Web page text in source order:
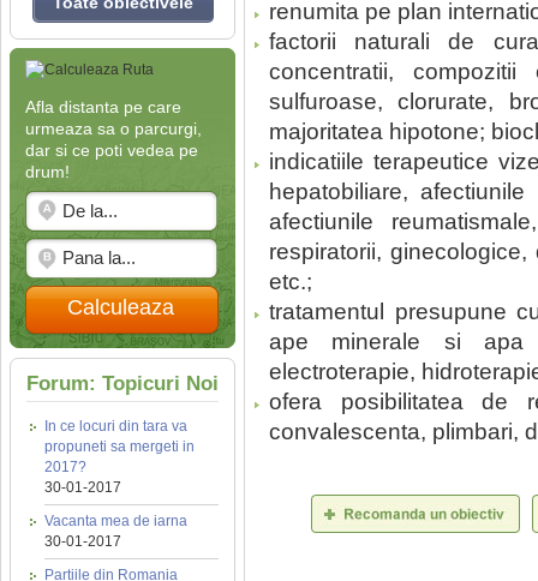
Afla distanta pe care
urmeaza sa o parcurgi,
dar si ce poti vedea pe
drum!
Calculeaza
Forum: Topicuri Noi
In ce locuri din tara va
propuneti sa mergeti in
2017?
30-01-2017
Vacanta mea de iarna
30-01-2017
Partiile din Romania
renumita pe plan
factorii naturali de
concentratii,
sulfuroase, clorurate,
majoritatea hipotone;
indicatiile terapeutice
hepatobiliare,
afectiunile
respiratorii,
etc.;
tratamentul presupune
ape minerale si apa
electroterapie,
ofera posibilitatea de
convalescenta, plimbari,